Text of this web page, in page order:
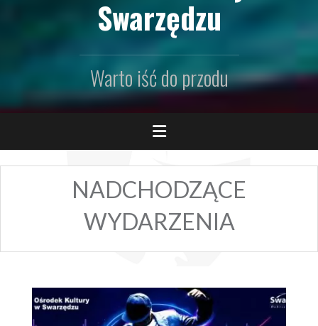
Swarzędzu
Warto iść do przodu
NADCHODZĄCE
WYDARZENIA